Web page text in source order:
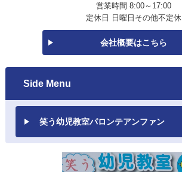
営業時間 8:00～17:00
定休日 日曜日その他不定休
会社概要はこちら
Side Menu
笑う幼児教室パロンテアンファン